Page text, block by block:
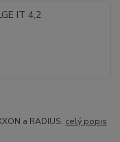
a RADIUS. celý popis